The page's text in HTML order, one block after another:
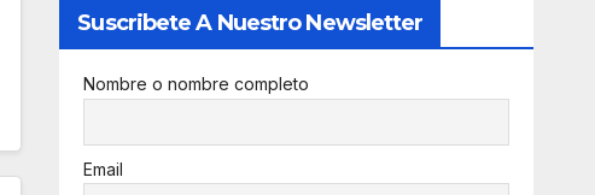
Suscribete A Nuestro Newsletter
Nombre o nombre completo
Email